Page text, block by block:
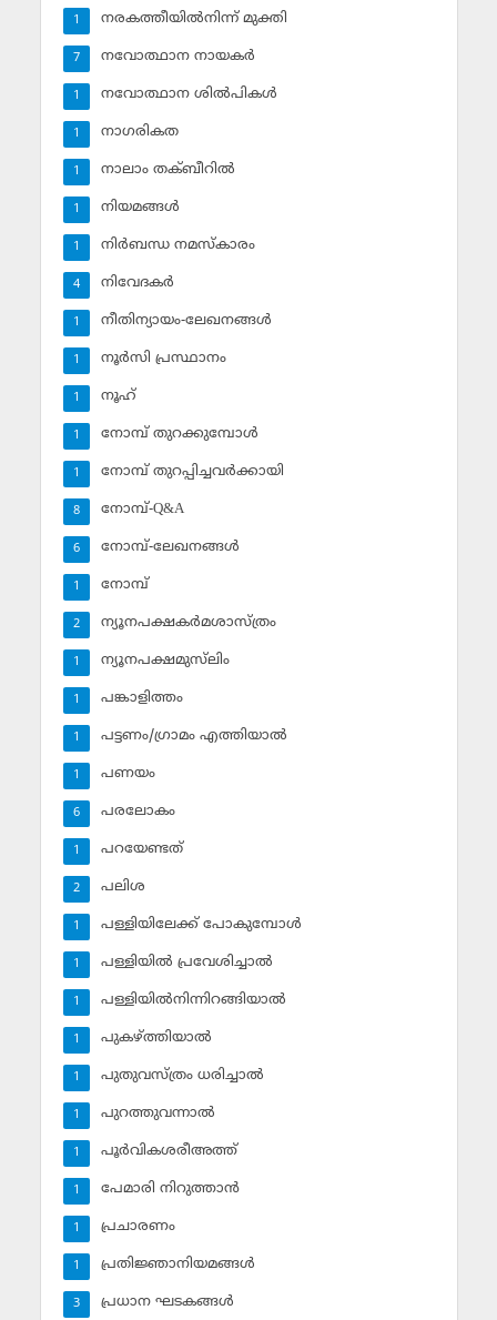
നരകത്തീയില്‍നിന്ന് മുക്തി
1
നവോത്ഥാന നായകര്‍
7
നവോത്ഥാന ശില്‍പികള്‍
1
നാഗരികത
1
നാലാം തക്ബീറില്‍
1
നിയമങ്ങള്‍
1
നിര്‍ബന്ധ നമസ്‌കാരം
1
നിവേദകര്‍
4
നീതിന്യായം-ലേഖനങ്ങള്‍
1
നൂര്‍സി പ്രസ്ഥാനം
1
നൂഹ്‌
1
നോമ്പ് തുറക്കുമ്പോള്‍
1
നോമ്പ് തുറപ്പിച്ചവര്‍ക്കായി
1
നോമ്പ്-Q&A
8
നോമ്പ്-ലേഖനങ്ങള്‍
6
നോമ്പ്‌
1
ന്യൂനപക്ഷകര്‍മശാസ്ത്രം
2
ന്യൂനപക്ഷമുസ്‌ലിം
1
പങ്കാളിത്തം
1
പട്ടണം/ഗ്രാമം എത്തിയാല്‍
1
പണയം
1
പരലോകം
6
പറയേണ്ടത്
1
പലിശ
2
പള്ളിയിലേക്ക് പോകുമ്പോള്‍
1
പള്ളിയില്‍ പ്രവേശിച്ചാല്‍
1
പള്ളിയില്‍നിന്നിറങ്ങിയാല്‍
1
പുകഴ്ത്തിയാല്‍
1
പുതുവസ്ത്രം ധരിച്ചാല്‍
1
പുറത്തുവന്നാല്‍
1
പൂര്‍വികശരീഅത്ത്
1
പേമാരി നിറുത്താന്‍
1
പ്രചാരണം
1
പ്രതിജ്ഞാനിയമങ്ങള്‍
1
പ്രധാന ഘടകങ്ങള്‍
3